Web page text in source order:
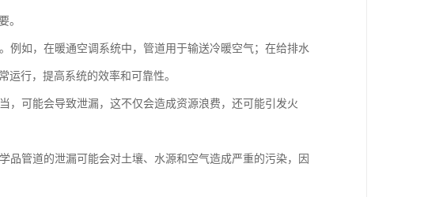
。
例如，在暖通空调系统中，管道用于输送冷暖空气；在给排水
运行，提高系统的效率和可靠性。
，可能会导致泄漏，这不仅会造成资源浪费，还可能引发火
品管道的泄漏可能会对土壤、水源和空气造成严重的污染，因